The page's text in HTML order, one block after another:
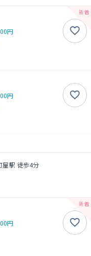
円
円
駅 徒歩4分
円